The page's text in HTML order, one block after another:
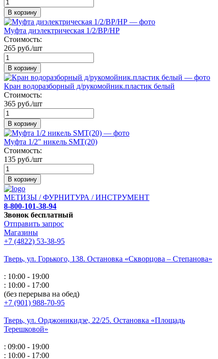
В корзину
Муфта диэлектрическая 1/2/BP/НР
Стоимость:
265 руб./шт
В корзину
Кран водоразборный д/рукомойник.пластик белый
Стоимость:
365 руб./шт
В корзину
Муфта 1/2" никель SMT(20)
Стоимость:
135 руб./шт
В корзину
МЕТИЗЫ / ФУРНИТУРА / ИНСТРУМЕНТ
8-800-101-38-94
Звонок бесплатный
Отправить запрос
Магазины
+7 (4822) 53-38-95
Тверь, ул. Горького, 138. Остановка «Скворцова – Степанова»
: 10:00 - 19:00
: 10:00 - 17:00
(без перерыва на обед)
+7 (901) 988-70-95
Тверь, ул. Орджоникидзе, 22/25. Остановка «Площадь
Терешковой»
: 09:00 - 19:00
: 10:00 - 17:00